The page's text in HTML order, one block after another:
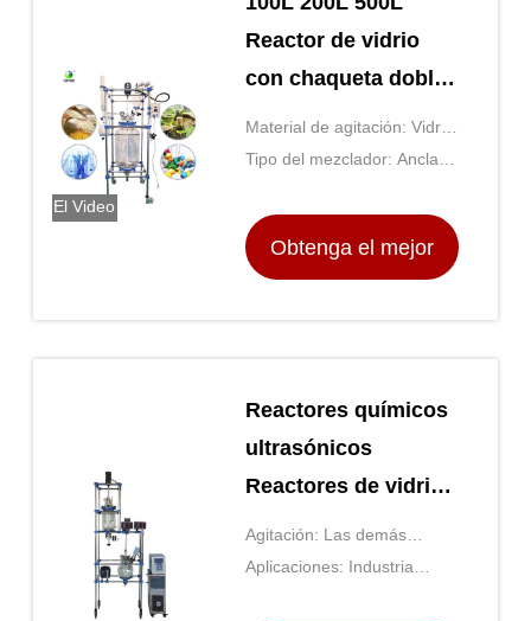
El Video
Reactor de vidrio
con chaqueta doble
capa personalizar
Material de agitación: Vidrio
o acero inoxidable
Tipo del mezclador: Ancla,
Obtenga el mejor
Reactores químicos
ultrasónicos
Reactores de vidrio
y acero inoxidable
TOPTION
Agitación: Las demás
máquinas de la partida
Aplicaciones: Industria